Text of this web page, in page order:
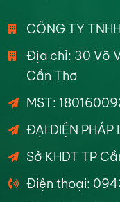
CÔNG TY
Địa chỉ: 30 Võ
Cần Thơ
MST:
ĐẠI DIỆN PHÁP
Sở KHDT TP
Điện thoại: